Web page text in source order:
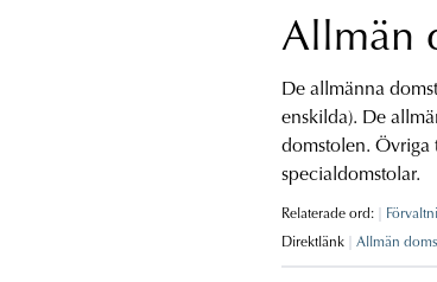
Allmän
De allmänna
enskilda). De
domstolen. Övriga
specialdomstolar.
Relaterade ord:
Direktlänk
Allmän